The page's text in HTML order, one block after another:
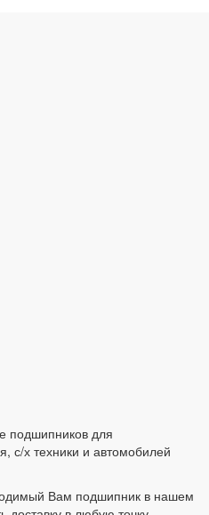
подшипников для
с/х техники и автомобилей
Вам подшипник в нашем